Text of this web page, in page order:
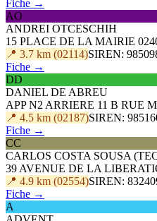
Fiche →
AO
ANDREI OTCESCHIH
15 PLACE DE LA MAIRIE
📍 3.7 km (02114)SIREN:
Fiche →
DD
DANIEL DE ABREU
APP N2 ARRIERE 11 B RUE
📍 4.5 km (02187)SIREN:
Fiche →
CC
CARLOS COSTA SOUSA
39 AVENUE DE LA
📍 4.9 km (02554)SIREN:
Fiche →
A